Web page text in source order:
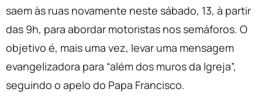
saem às ruas novamente neste sábado, 13, à partir
das 9h, para abordar motoristas nos semáforos. O
objetivo é, mais uma vez, levar uma mensagem
evangelizadora para “além dos muros da Igreja”,
seguindo o apelo do Papa Francisco.